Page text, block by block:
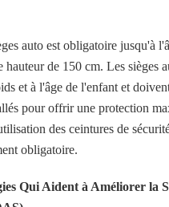
auto est obligatoire jusqu'à
hauteur de 150 cm. Les sièges
et à l'âge de l'enfant et
pour offrir une protection
des ceintures de
obligatoire.
Qui Aident à Améliorer la